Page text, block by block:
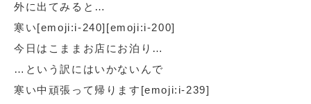
外に出てみると…
寒い[emoji:i-240][emoji:i-200]
今日はこままお店にお泊り…
…という訳にはいかないんで
寒い中頑張って帰ります[emoji:i-239]